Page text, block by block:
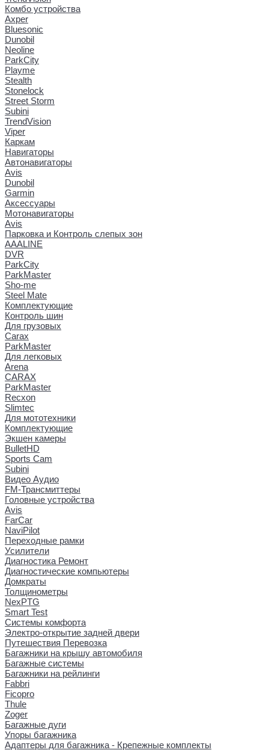
Комбо устройства
Axper
Bluesonic
Dunobil
Neoline
ParkCity
Playme
Stealth
Stonelock
Street Storm
Subini
TrendVision
Viper
Каркам
Навигаторы
Автонавигаторы
Avis
Dunobil
Garmin
Аксессуары
Мотонавигаторы
Avis
Парковка и Контроль слепых зон
AAALINE
DVR
ParkCity
ParkMaster
Sho-me
Steel Mate
Комплектующие
Контроль шин
Для грузовых
Carax
ParkMaster
Для легковых
Arena
CARAX
ParkMaster
Recxon
Slimtec
Для мототехники
Комплектующие
Экшен камеры
BulletHD
Sports Cam
Subini
Видео Аудио
FM-Трансмиттеры
Головные устройства
Avis
FarCar
NaviPilot
Переходные рамки
Усилители
Диагностика Ремонт
Диагностические компьютеры
Домкраты
Толщинометры
NexPTG
Smart Test
Системы комфорта
Электро-открытие задней двери
Путешествия Перевозка
Багажники на крышу автомобиля
Багажные системы
Багажники на рейлинги
Fabbri
Ficopro
Thule
Zoger
Багажные дуги
Упоры багажника
Адаптеры для багажника - Крепежные комплекты